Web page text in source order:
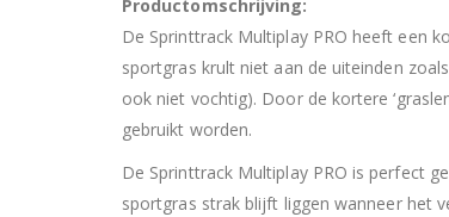
Productomschrijving:
De Sprinttrack Multiplay PRO heeft een
sportgras krult niet aan de uiteinden
ook niet vochtig). Door de kortere
gebruikt worden.
De Sprinttrack Multiplay PRO is perfect
sportgras strak blijft liggen wanneer het